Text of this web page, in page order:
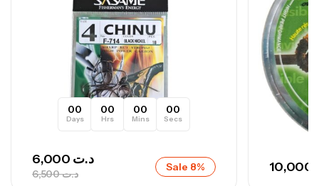
د.ت748,000
د.ت673,000
00
Days
00
Hrs
00
Mins
00
Secs
د.ت6,500
د.ت Sale 8%